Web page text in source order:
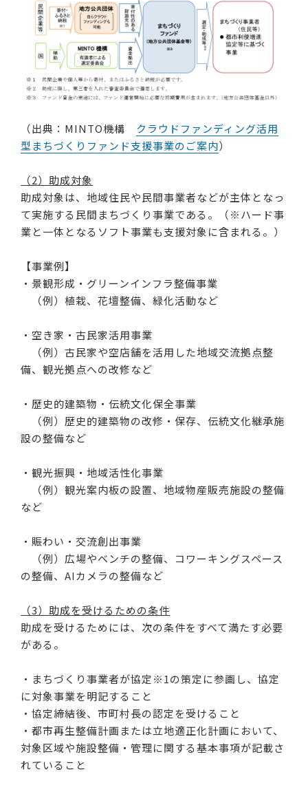
（出典：MINTO機構 クラウドファンディング活用
型まちづくりファンド支援事業のご案内）
（2）助成対象
助成対象は、地域住民や民間事業者などが主体となっ
て実施する民間まちづくり事業である。（※ハード事
業と一体となるソフト事業も支援対象に含まれる。）
【事業例】
・景観形成・グリーンインフラ整備事業
（例）植栽、花壇整備、緑化活動など
・空き家・古民家活用事業
（例）古民家や空店舗を活用した地域交流拠点整
備、観光拠点への改修など
・歴史的建築物・伝統文化保全事業
（例）歴史的建築物の改修・保存、伝統文化継承施
設の整備など
・観光振興・地域活性化事業
（例）観光案内板の設置、地域物産販売施設の整備
など
・賑わい・交流創出事業
（例）広場やベンチの整備、コワーキングスペース
の整備、AIカメラの整備など
（3）助成を受けるための条件
助成を受けるためには、次の条件をすべて満たす必要
がある。
・まちづくり事業者が協定※1の策定に参画し、協定
に対象事業を明記すること
・協定締結後、市町村長の認定を受けること
・都市再生整備計画または立地適正化計画において、
対象区域や施設整備・管理に関する基本事項が記載さ
れていること